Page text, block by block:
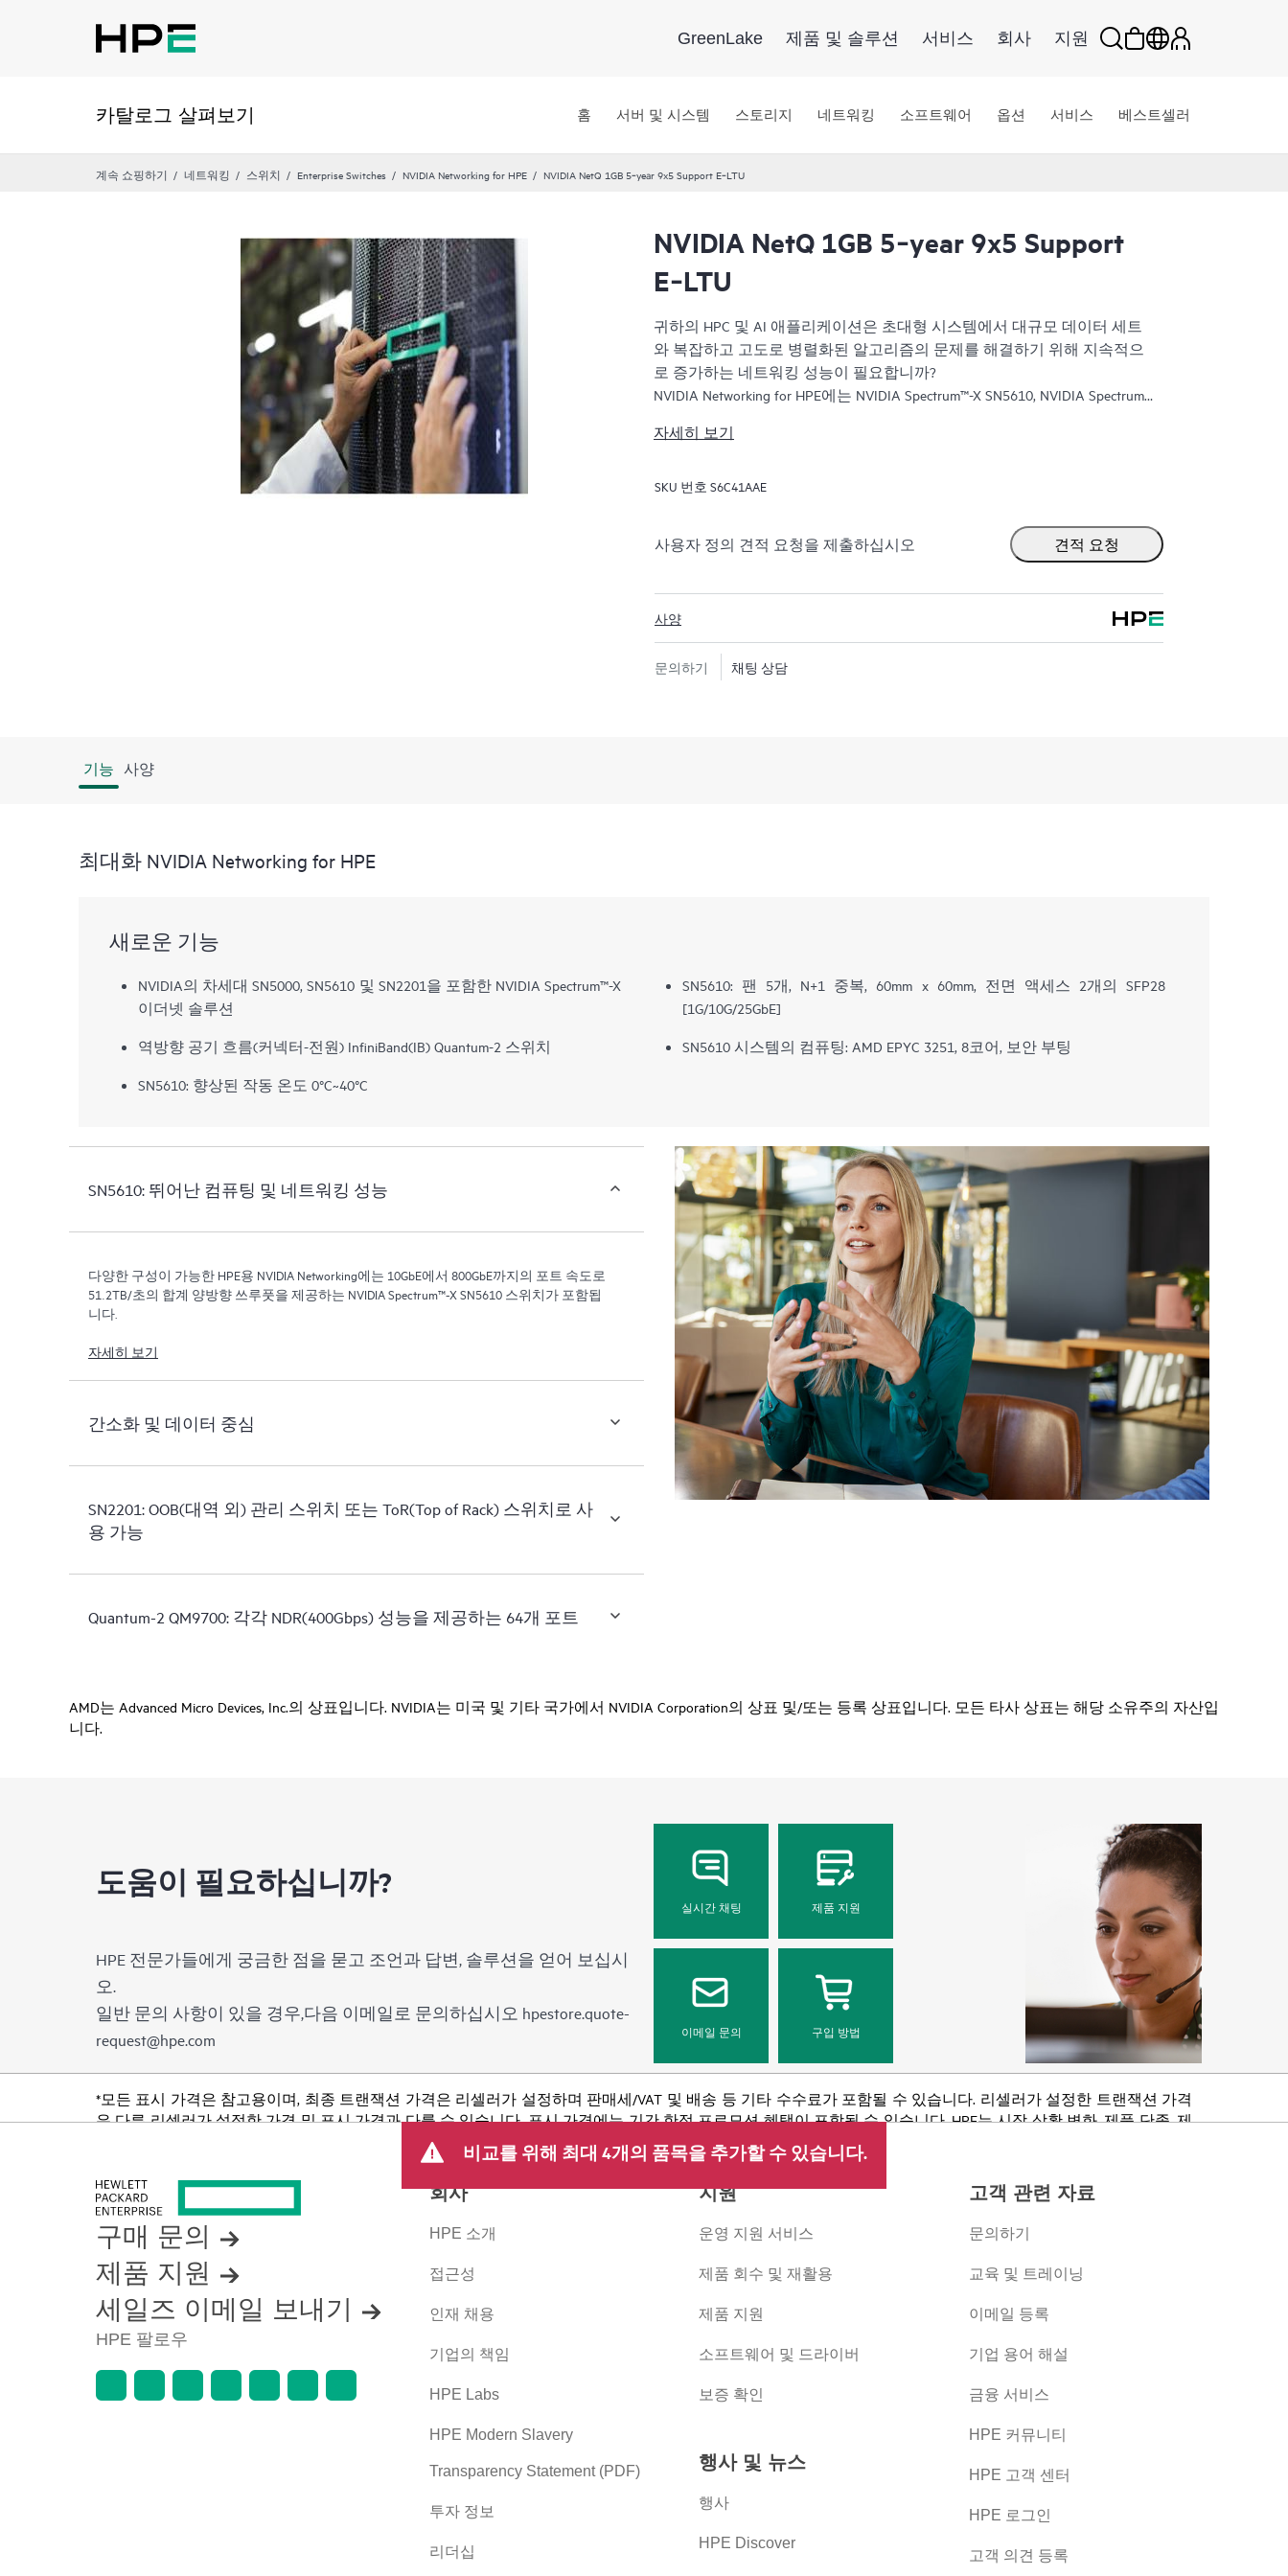
GreenLake 제품 및 솔루션 서비스 회사 지원
카탈로그 살펴보기 홈 서버 및 시스템 스토리지 네트워킹 소프트웨어 옵션 서비스 베스트셀러
계속 쇼핑하기 네트워킹 스위치 Enterprise Switches NVIDIA Networking for HPE NVIDIA NetQ 1GB 5‑year 9x5 Support E‑LTU
NVIDIA NetQ 1GB 5‑year 9x5 Support
E‑LTU
귀하의 HPC 및 AI 애플리케이션은 초대형 시스템에서 대규모 데이터 세트
와 복잡하고 고도로 병렬화된 알고리즘의 문제를 해결하기 위해 지속적으
로 증가하는 네트워킹 성능이 필요합니까?
NVIDIA Networking for HPE에는 NVIDIA Spectrum™-X SN5610, NVIDIA Spectrum-
표준 이더넷 패브릭에 호환되며 성능과 기능 세트 사이의 양보 없이 데이터
높은 2U 폼 팩터에 구성 가능한 800GbE 포트와 더불어 양방향 스위칭 쓰루
트워킹 요구 사항을 간단하게 처리합니다. NVIDIA Spectrum SN2000 시리즈
스위치는 리프/스파인/슈퍼 스파인 데이터센터 애플리케이션용으로 특별
자세히 보기
SKU 번호 S6C41AAE
사용자 정의 견적 요청을 제출하십시오 견적 요청
사양
문의하기 채팅 상담
기능 사양
최대화 NVIDIA Networking for HPE
새로운 기능
NVIDIA의 차세대 SN5000, SN5610 및 SN2201을 포함한 NVIDIA Spectrum™-X
이더넷 솔루션
역방향 공기 흐름(커넥터-전원) InfiniBand(IB) Quantum-2 스위치
SN5610: 향상된 작동 온도 0°C~40°C
SN5610: 팬 5개, N+1 중복, 60mm x 60mm, 전면 액세스 2개의 SFP28
[1G/10G/25GbE]
SN5610 시스템의 컴퓨팅: AMD EPYC 3251, 8코어, 보안 부팅
SN5610: 뛰어난 컴퓨팅 및 네트워킹 성능
다양한 구성이 가능한 HPE용 NVIDIA Networking에는 10GbE에서 800GbE까지의 포트 속도로
51.2TB/초의 합계 양방향 쓰루풋을 제공하는 NVIDIA Spectrum™-X SN5610 스위치가 포함됩
니다.
자세히 보기
간소화 및 데이터 중심
SN2201: OOB(대역 외) 관리 스위치 또는 ToR(Top of Rack) 스위치로 사
용 가능
Quantum-2 QM9700: 각각 NDR(400Gbps) 성능을 제공하는 64개 포트
AMD는 Advanced Micro Devices, Inc.의 상표입니다. NVIDIA는 미국 및 기타 국가에서 NVIDIA Corporation의 상표 및/또는 등록 상표입니다. 모든 타사 상표는 해당 소유주의 자산입
니다.
도움이 필요하십니까?
HPE 전문가들에게 궁금한 점을 묻고 조언과 답변, 솔루션을 얻어 보십시
오.
일반 문의 사항이 있을 경우,다음 이메일로 문의하십시오 hpestore.quote-
request@hpe.com
실시간 채팅 제품 지원
이메일 문의 구입 방법
*모든 표시 가격은 참고용이며, 최종 트랜잭션 가격은 리셀러가 설정하며 판매세/VAT 및 배송 등 기타 수수료가 포함될 수 있습니다. 리셀러가 설정한 트랜잭션 가격
은 다른 리셀러가 설정한 가격 및 표시 가격과 다를 수 있습니다. 표시 가격에는 기간 한정 프로모션 혜택이 포함될 수 있습니다. HPE는 시장 상황 변화, 제품 단종, 제
품 가용성 제한, 프로모션 수명 종료, 광고 오류 등을 포함하되 이에 국한되지 않는 사유로 언제든지 가격을 조정할 권리를 보유합니다.
비교를 위해 최대 4개의 품목을 추가할 수 있습니다.
구매 문의
제품 지원
세일즈 이메일 보내기
HPE 팔로우
회사
HPE 소개
접근성
인재 채용
기업의 책임
HPE Labs
HPE Modern Slavery
Transparency Statement (PDF)
투자 정보
리더십
지원
운영 지원 서비스
제품 회수 및 재활용
제품 지원
소프트웨어 및 드라이버
보증 확인
행사 및 뉴스
행사
HPE Discover
고객 관련 자료
문의하기
교육 및 트레이닝
이메일 등록
기업 용어 해설
금융 서비스
HPE 커뮤니티
HPE 고객 센터
HPE 로그인
고객 의견 등록